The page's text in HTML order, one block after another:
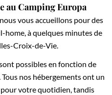
au Camping Europa
vous accueillons pour des
à quelques minutes de
Croix-de-Vie.
possibles en fonction de
nos hébergements ont un
pour votre quotidien, tandis